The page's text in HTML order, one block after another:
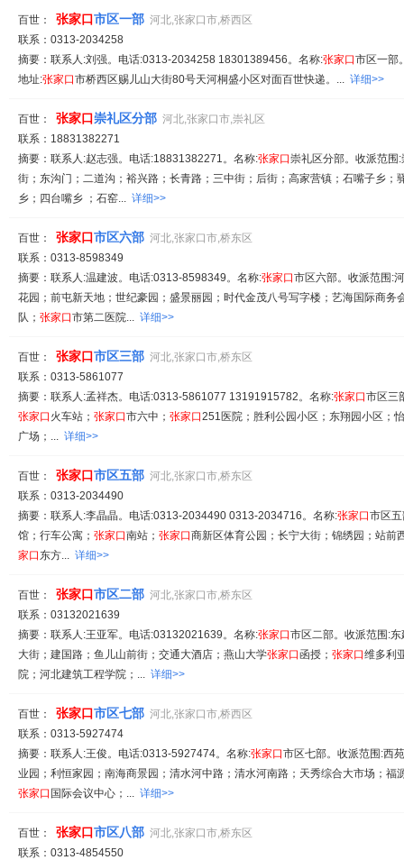
百世： 张家口市区一部 河北,张家口市,桥西区
联系：0313-2034258
摘要：联系人:刘强。电话:0313-2034258 18301389456。名称:张家口市区一部
地址:张家口市桥西区赐儿山大街80号天河桐盛小区对面百世快递。... 详细>>
百世： 张家口崇礼区分部 河北,张家口市,崇礼区
联系：18831382271
摘要：联系人:赵志强。电话:18831382271。名称:张家口崇礼区分部。收派范围
街；东沟门；二道沟；裕兴路；长青路；三中街；后街；高家营镇；石嘴子乡；
乡；四台嘴乡 ；石窑... 详细>>
百世： 张家口市区六部 河北,张家口市,桥东区
联系：0313-8598349
摘要：联系人:温建波。电话:0313-8598349。名称:张家口市区六部。收派范围:
花园；前屯新天地；世纪豪园；盛景丽园；时代金茂八号写字楼；艺海国际商务
队； 张家口市第二医院... 详细>>
百世： 张家口市区三部 河北,张家口市,桥东区
联系：0313-5861077
摘要：联系人:孟祥杰。电话:0313-5861077 13191915782。名称:张家口市区三
张家口 火车站； 张家口市六中； 张家口251医院；胜利公园小区；东翔园小区；
广场；... 详细>>
百世： 张家口市区五部 河北,张家口市,桥东区
联系：0313-2034490
摘要：联系人:李晶晶。电话:0313-2034490 0313-2034716。名称:张家口市区
馆；行车公寓； 张家口南站； 张家口商新区体育公园；长宁大街；锦绣园；站前
家口 东方... 详细>>
百世： 张家口市区二部 河北,张家口市,桥东区
联系：03132021639
摘要：联系人:王亚军。电话:03132021639。名称:张家口市区二部。收派范围:
大街；建国路；鱼儿山前街；交通大酒店；燕山大学张家口函授； 张家口维多利
院；河北建筑工程学院；... 详细>>
百世： 张家口市区七部 河北,张家口市,桥西区
联系：0313-5927474
摘要：联系人:王俊。电话:0313-5927474。名称:张家口市区七部。收派范围:西
业园；利恒家园；南海商景园；清水河中路；清水河南路；天秀综合大市场；福
张家口 国际会议中心；... 详细>>
百世： 张家口市区八部 河北,张家口市,桥东区
联系：0313-4854550